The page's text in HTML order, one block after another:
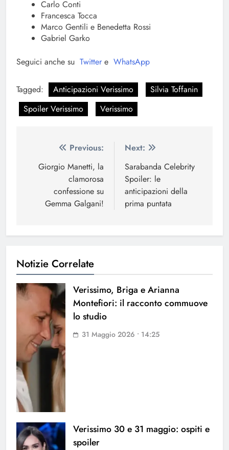
Carlo Conti
Francesca Tocca
Marco Gentili e Benedetta Rossi
Gabriel Garko
Seguici anche su Twitter e WhatsApp
Tagged: Anticipazioni Verissimo
Silvia Toffanin
Spoiler Verissimo
Verissimo
Navigazione
articoli
Previous:
Giorgio Manetti, la
clamorosa
confessione su
Gemma Galgani!
Next:
Sarabanda Celebrity
Spoiler: le
anticipazioni della
prima puntata
Notizie Correlate
Verissimo, Briga e Arianna
Montefiori: il racconto commuove
lo studio
31 Maggio 2026 • 14:25
Verissimo 30 e 31 maggio: ospiti e
spoiler